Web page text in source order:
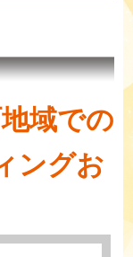
域での
ングお